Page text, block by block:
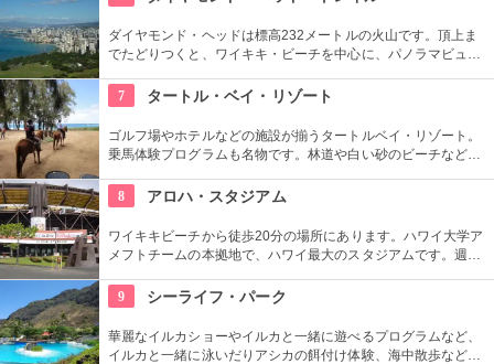
ダイヤモンド・ヘッドは標高232メートルの火山です。頂上ま
でたどりつくと、ワイキキ・ビーチを中心に、パノラマビュー
道もあるので、スニーカーの準備を。
7 タートル・ベイ・リゾート
ゴルフ場やホテルなどの施設が揃うタートルベイ・リゾート。
乗馬体験プログラムも名物です。林道や白い砂のビーチなど、
暮れ時のビーチを巡る乗馬プログラムもあります。
8 アロハ・スタジアム
ワイキキビーチから徒歩20分の場所にあります。ハワイ大学ア
メフトチームの本拠地で、ハワイ最大のスタジアムです。週3
います。400以上もの地元のお店が出店し、大盛り上がり。お
宝を見つけてみませんか。
9 シーライフ・パーク
華麗なイルカショーやイルカと一緒に遊べるプログラムなど、
イルカと一緒に泳いだりアシカの餌付け体験、海中散歩など、